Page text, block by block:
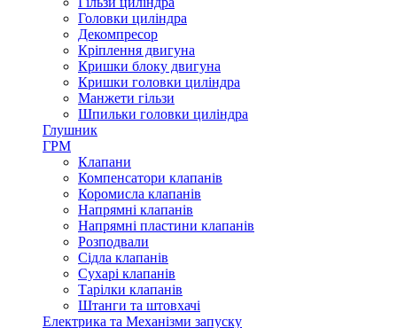
Головки циліндра
Декомпресор
Кріплення двигуна
Кришки блоку двигуна
Кришки головки циліндра
Манжети гільзи
Шпильки головки циліндра
Глушник
ГРМ
Клапани
Компенсатори клапанів
Коромисла клапанів
Напрямні клапанів
Напрямні пластини клапанів
Розподвали
Сідла клапанів
Сухарі клапанів
Тарілки клапанів
Штанги та штовхачі
Електрика та Механізми запуску